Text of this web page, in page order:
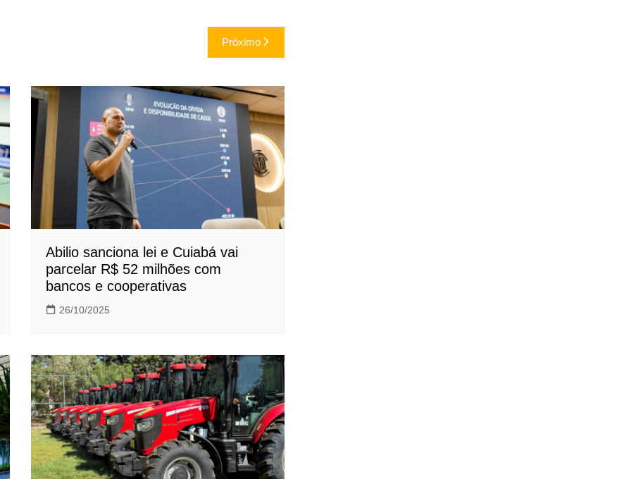
Próximo
Abilio sanciona lei e Cuiabá vai
parcelar R$ 52 milhões com
bancos e cooperativas
26/10/2025